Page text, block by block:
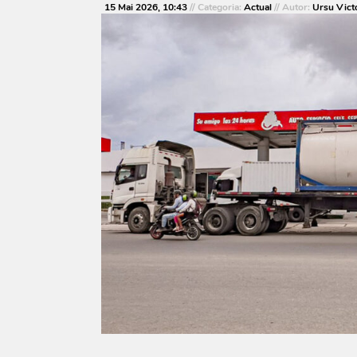
15 Mai 2026, 10:43// Categoria: Actual// Autor: Ursu